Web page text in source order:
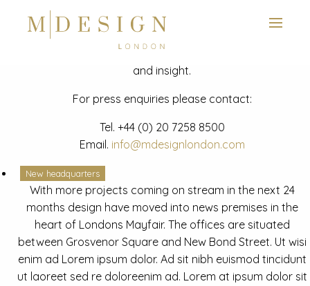
News
Latest mdesign development project and advisory news
and insight.
For press enquiries please contact:
Tel. +44 (0) 20 7258 8500
Email. info@mdesignlondon.com
New headquarters
With more projects coming on stream in the next 24
months design have moved into news premises in the
heart of Londons Mayfair. The offices are situated
between Grosvenor Square and New Bond Street. Ut wisi
enim ad Lorem ipsum dolor. Ad sit nibh euismod tincidunt
ut laoreet sed re doloreenim ad. Lorem at ipsum dolor sit